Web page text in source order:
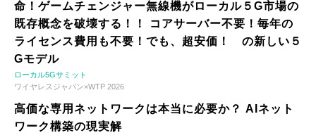
命！ゲームチェンジャー無線機がローカル５G市場の
既存概念を破壊する！！ コアサーバー不要！毎年の
ライセンス費用も不要！でも、超安価！ の新しい５
Gモデル
ローカル5Gサミット
ワイヤレスジャパン×WTP 2026
高価な専用ネットワークは本当に必要か？ AIネット
ワーク構築の現実解